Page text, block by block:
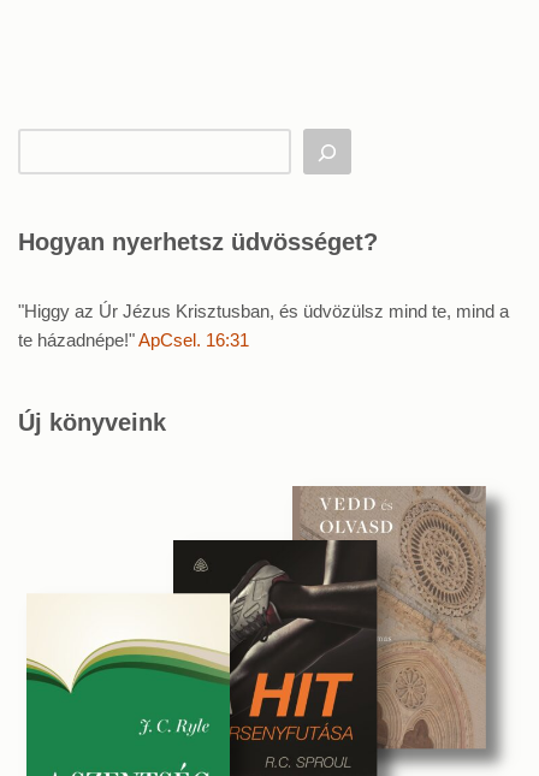
Hogyan nyerhetsz üdvösséget?
"Higgy az Úr Jézus Krisztusban, és üdvözülsz mind te, mind a
te házadnépe!"ApCsel. 16:31
Új könyveink